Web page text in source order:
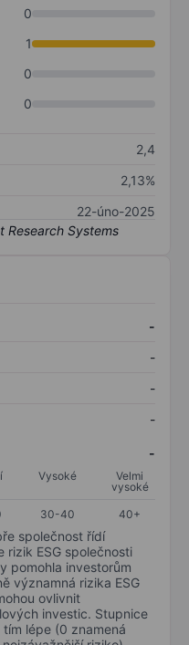
0
1
0
0
2,4
2,13%
22-úno-2025
-
-
-
-
-
Vysoké
Velmi
vysoké
30-40 40+
společnost řídí
rizik ESG společnosti
pomohla investorům
významná rizika ESG
ovlivnit
investic. Stupnice
lépe (0 znamená